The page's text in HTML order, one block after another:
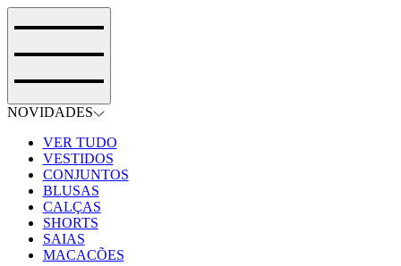
NOVIDADES
VER TUDO
VESTIDOS
CONJUNTOS
BLUSAS
CALÇAS
SHORTS
SAIAS
MACACÕES